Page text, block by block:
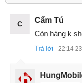
C
Cẩm Tú
Còn hàng k
Trả lời 22:14